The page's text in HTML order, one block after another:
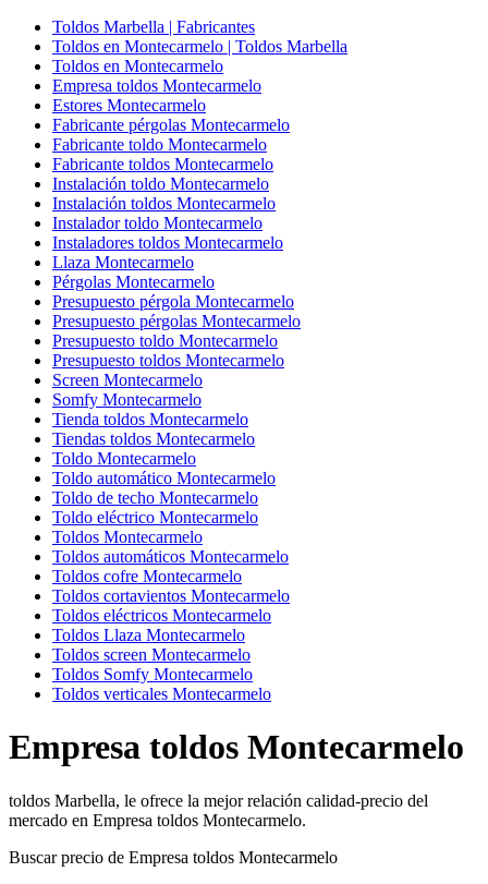
Toldos Marbella | Fabricantes
Toldos en Montecarmelo | Toldos Marbella
Toldos en Montecarmelo
Empresa toldos Montecarmelo
Estores Montecarmelo
Fabricante pérgolas Montecarmelo
Fabricante toldo Montecarmelo
Fabricante toldos Montecarmelo
Instalación toldo Montecarmelo
Instalación toldos Montecarmelo
Instalador toldo Montecarmelo
Instaladores toldos Montecarmelo
Llaza Montecarmelo
Pérgolas Montecarmelo
Presupuesto pérgola Montecarmelo
Presupuesto pérgolas Montecarmelo
Presupuesto toldo Montecarmelo
Presupuesto toldos Montecarmelo
Screen Montecarmelo
Somfy Montecarmelo
Tienda toldos Montecarmelo
Tiendas toldos Montecarmelo
Toldo Montecarmelo
Toldo automático Montecarmelo
Toldo de techo Montecarmelo
Toldo eléctrico Montecarmelo
Toldos Montecarmelo
Toldos automáticos Montecarmelo
Toldos cofre Montecarmelo
Toldos cortavientos Montecarmelo
Toldos eléctricos Montecarmelo
Toldos Llaza Montecarmelo
Toldos screen Montecarmelo
Toldos Somfy Montecarmelo
Toldos verticales Montecarmelo
Empresa toldos Montecarmelo
toldos Marbella, le ofrece la mejor relación calidad-precio del
mercado en Empresa toldos Montecarmelo.
Buscar precio de Empresa toldos Montecarmelo